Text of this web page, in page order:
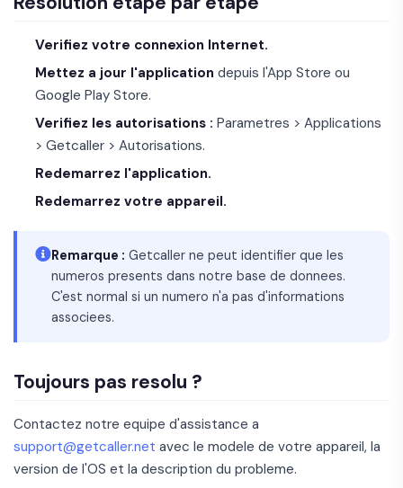
Verifiez votre connexion Internet.
Mettez a jour l'application depuis l'App Store ou
Google Play Store.
Verifiez les autorisations : Parametres > Applications
> Getcaller > Autorisations.
Redemarrez l'application.
Redemarrez votre appareil.
Remarque : Getcaller ne peut identifier que les
numeros presents dans notre base de donnees.
C'est normal si un numero n'a pas d'informations
associees.
Toujours pas resolu ?
Contactez notre equipe d'assistance a
support@getcaller.net avec le modele de votre appareil, la
version de l'OS et la description du probleme.